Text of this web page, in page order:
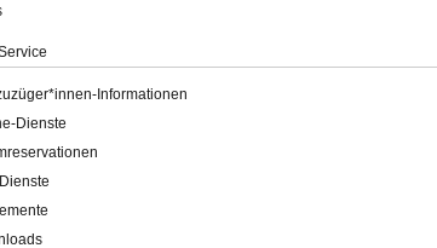
Informationen
Dienste